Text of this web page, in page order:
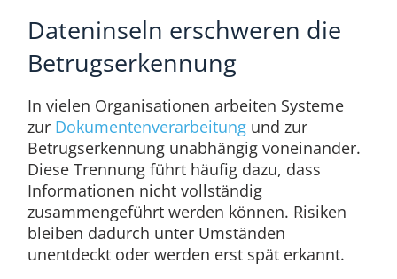
Dateninseln erschweren die
Betrugserkennung
In vielen Organisationen arbeiten Systeme
zur Dokumentenverarbeitungund zur
Betrugserkennung unabhängig voneinander.
Diese Trennung führt häufig dazu, dass
Informationen nicht vollständig
zusammengeführt werden können. Risiken
bleiben dadurch unter Umständen
unentdeckt oder werden erst spät erkannt.